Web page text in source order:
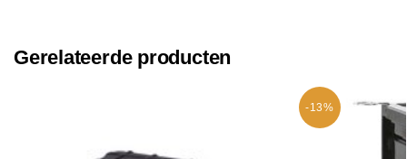
Gerelateerde producten
-13%